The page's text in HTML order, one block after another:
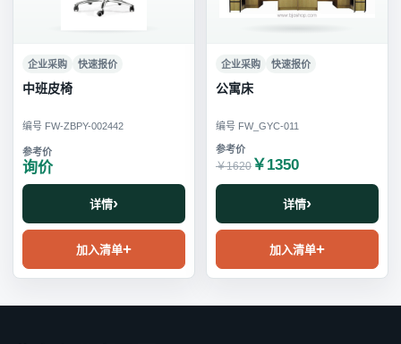
企业采购 快速报价
中班皮椅
编号 FW-ZBPY-002442
询价
详情
加入清单
企业采购 快速报价
公寓床
编号 FW_GYC-011
￥1620 ￥1350
详情
加入清单